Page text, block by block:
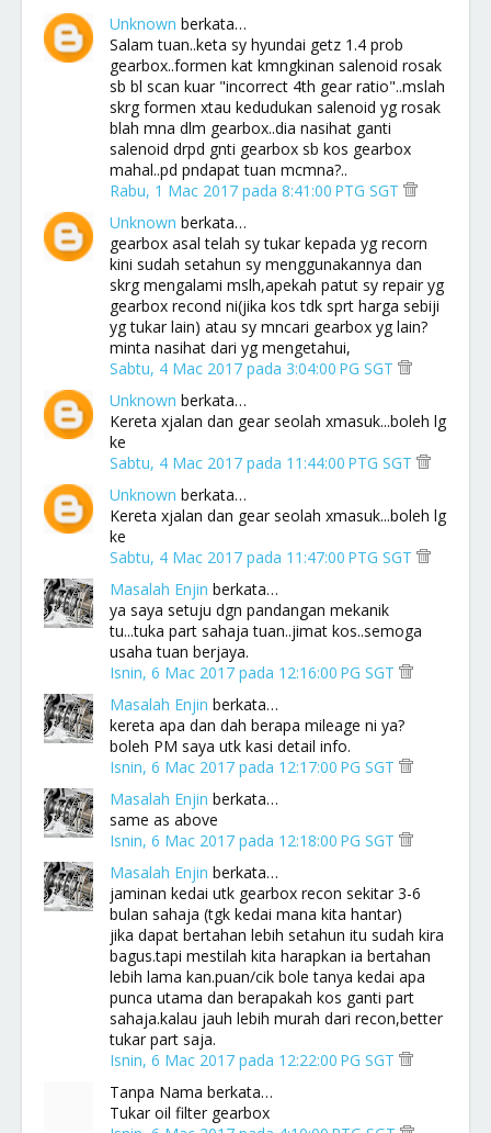
Unknown berkata…
Salam tuan..keta sy hyundai getz 1.4 prob
gearbox..formen kat kmngkinan salenoid rosak
sb bl scan kuar "incorrect 4th gear ratio"..mslah
skrg formen xtau kedudukan salenoid yg rosak
blah mna dlm gearbox..dia nasihat ganti
salenoid drpd gnti gearbox sb kos gearbox
mahal..pd pndapat tuan mcmna?..
Rabu, 1 Mac 2017 pada 8:41:00 PTG SGT
Unknown berkata…
gearbox asal telah sy tukar kepada yg recorn
kini sudah setahun sy menggunakannya dan
skrg mengalami mslh,apekah patut sy repair yg
gearbox recond ni(jika kos tdk sprt harga sebiji
yg tukar lain) atau sy mncari gearbox yg lain?
minta nasihat dari yg mengetahui,
Sabtu, 4 Mac 2017 pada 3:04:00 PG SGT
Unknown berkata…
Kereta xjalan dan gear seolah xmasuk...boleh lg
ke
Sabtu, 4 Mac 2017 pada 11:44:00 PTG SGT
Unknown berkata…
Kereta xjalan dan gear seolah xmasuk...boleh lg
ke
Sabtu, 4 Mac 2017 pada 11:47:00 PTG SGT
Masalah Enjin berkata…
ya saya setuju dgn pandangan mekanik
tu...tuka part sahaja tuan..jimat kos..semoga
usaha tuan berjaya.
Isnin, 6 Mac 2017 pada 12:16:00 PG SGT
Masalah Enjin berkata…
kereta apa dan dah berapa mileage ni ya?
boleh PM saya utk kasi detail info.
Isnin, 6 Mac 2017 pada 12:17:00 PG SGT
Masalah Enjin berkata…
same as above
Isnin, 6 Mac 2017 pada 12:18:00 PG SGT
Masalah Enjin berkata…
jaminan kedai utk gearbox recon sekitar 3-6
bulan sahaja (tgk kedai mana kita hantar)
jika dapat bertahan lebih setahun itu sudah kira
bagus.tapi mestilah kita harapkan ia bertahan
lebih lama kan.puan/cik bole tanya kedai apa
punca utama dan berapakah kos ganti part
sahaja.kalau jauh lebih murah dari recon,better
tukar part saja.
Isnin, 6 Mac 2017 pada 12:22:00 PG SGT
Tanpa Nama berkata…
Tukar oil filter gearbox